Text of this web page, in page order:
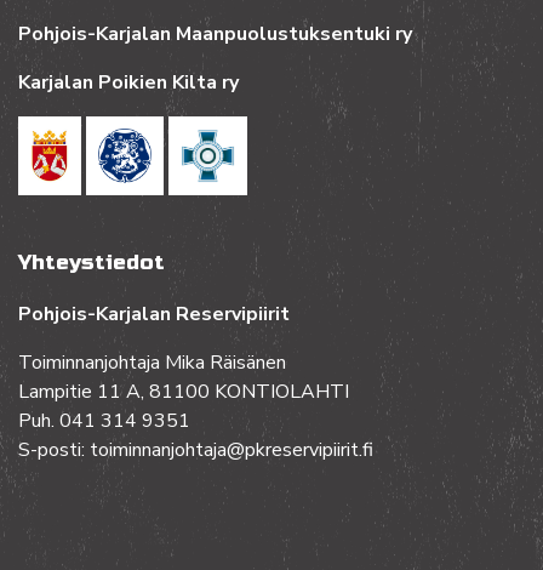
Pohjois-Karjalan Maanpuolustuksentuki ry
Karjalan Poikien Kilta ry
Yhteystiedot
Pohjois-Karjalan Reservipiirit
Toiminnanjohtaja Mika Räisänen
Lampitie 11 A, 81100 KONTIOLAHTI
Puh. 041 314 9351
S-posti: toiminnanjohtaja@pkreservipiirit.fi